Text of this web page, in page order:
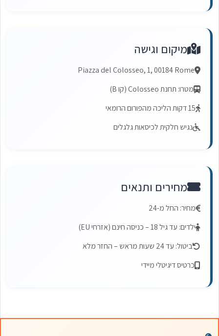
מיקום וגישה
Piazza del Colosseo, 1, 00184 Rome
מטרו: תחנת Colosseo (קו B)
15 דקות הליכה מהפורום הרומאי
נגיש חלקית לכיסאות גלגלים
מחירים ותנאים
מחיר: החל מ-24
ילדים: עד גיל 18 – כניסה חינם (אזרחי EU)
ביטול: עד 24 שעות מראש – החזר מלא
כרטיס דיגיטלי מיידי